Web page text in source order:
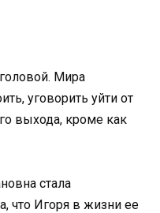
Мира
уговорить уйти от
выхода, кроме как
стала
что Игоря в жизни ее